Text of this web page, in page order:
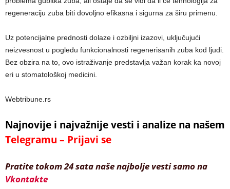
regeneraciju zuba biti dovoljno efikasna i sigurna za širu primenu.
Uz potencijalne prednosti dolaze i ozbiljni izazovi, uključujući
neizvesnost u pogledu funkcionalnosti regenerisanih zuba kod ljudi.
Bez obzira na to, ovo istraživanje predstavlja važan korak ka novoj
eri u stomatološkoj medicini.
Webtribune.rs
Najnovije i najvažnije vesti i analize na našem
Telegramu – Prijavi se
Pratite tokom 24 sata naše najbolje vesti samo na
Vkontakte